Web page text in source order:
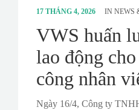
17 THÁNG 4, 2026 IN NEWS
VWS huấn
lao động
công nhân
Ngày 16/4, Công ty